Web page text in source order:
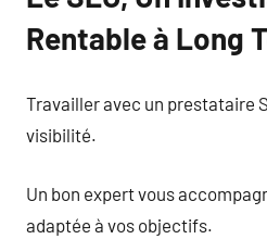
Rentable à Long
Travailler avec un prestataire
visibilité.
Un bon expert vous
adaptée à vos objectifs.